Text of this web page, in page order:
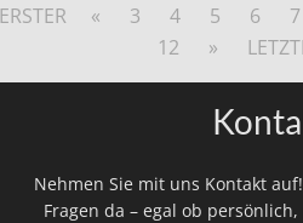
« 3 4 5 6 7
12
»
Nehmen Sie mit uns Kontakt
Fragen da – egal ob